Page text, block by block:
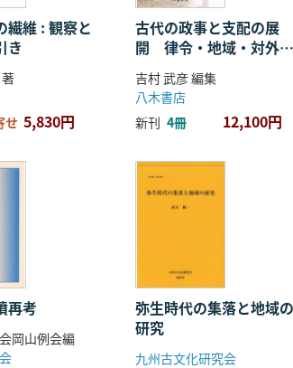
繊維 : 観察と
き
せ 5,830円
古代の政事と支配の展
開 律令・地域・対外関
係
吉村 武彦 編集
八木書店
新刊 4冊 12,100円
再考
岡山例会編
弥生時代の集落と地域の
研究
九州古文化研究会